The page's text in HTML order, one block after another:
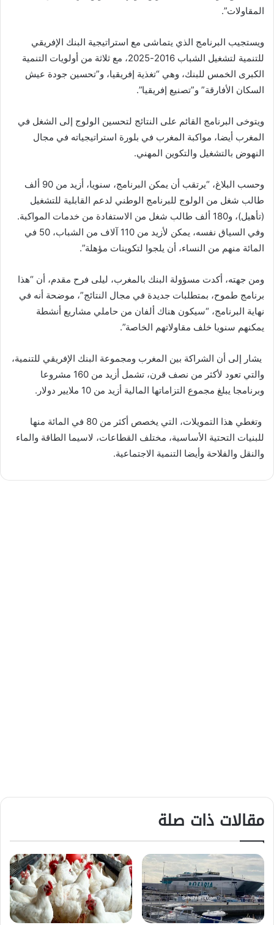
المقاولات”.
ويستجيب البرنامج الذي يتماشى مع استراتيجية البنك الإفريقي
للتنمية لتشغيل الشباب 2016-2025، مع ثلاثة من أولويات التنمية
الكبرى الخمس للبنك، وهي “تغذية إفريقيا، و”تحسين جودة عيش
السكان الأفارقة” و”تصنيع إفريقيا”.
ويتوخى البرنامج القائم على النتائج لتحسين الولوج إلى الشغل في
المغرب أيضا، مواكبة المغرب في بلورة استراتيجياته في مجال
النهوض بالتشغيل والتكوين المهني.
وحسب البلاغ، “يرتقب أن يمكن البرنامج، سنويا، أزيد من 90 ألف
طالب شغل من الولوج للبرنامج الوطني لدعم القابلية للتشغيل
(تأهيل)، و180 ألف طالب شغل من الاستفادة من خدمات المواكبة.
وفي السياق نفسه، يمكن لأزيد من 110 آلاف من الشباب، 50 في
المائة منهم من النساء، أن يلجوا لتكوينات مؤهلة”.
ومن جهته، أكدت مسؤولة البنك بالمغرب، ليلى فرح مقدم، أن “هذا
برنامج طموح، بمتطلبات جديدة في مجال النتائج”، موضحة أنه في
نهاية البرنامج، “سيكون هناك ألفان من حاملي مشاريع أنشطة
يمكنهم سنويا خلف مقاولاتهم الخاصة”.
يشار إلى أن الشراكة بين المغرب ومجموعة البنك الإفريقي للتنمية،
والتي تعود لأكثر من نصف قرن، تشمل أزيد من 160 مشروعا
وبرنامجا يبلغ مجموع التزاماتها المالية أزيد من 10 ملايير دولار.
وتغطي هذا التمويلات، التي يخصص أكثر من 80 في المائة منها
للبنيات التحتية الأساسية، مختلف القطاعات، لاسيما الطاقة والماء
والنقل والفلاحة وأيضا التنمية الاجتماعية.
مقالات ذات صلة